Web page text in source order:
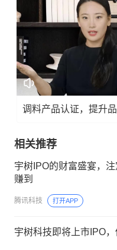
调料产品认证，提升
相关推荐
宇树IPO的财富盛宴，
赚到
腾讯科技 打开APP
宇树科技即将上市IPO，